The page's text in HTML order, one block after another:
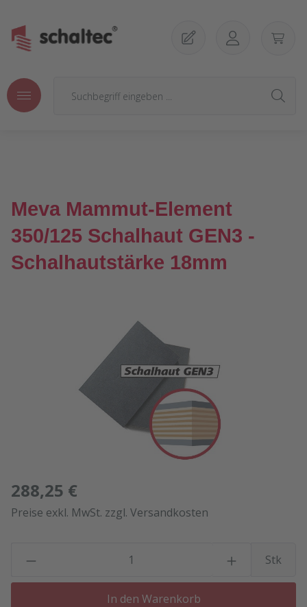
Meva Mammut-Element
350/125 Schalhaut GEN3 -
Schalhautstärke 18mm
Bildergalerie überspringen
288,25 €
Preise exkl. MwSt. zzgl. Versandkosten
Stk
In den Warenkorb